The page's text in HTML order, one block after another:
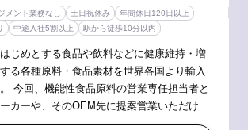
メント業務なし 土日祝休み
年間休日120日以上
中途入社5割以上 駅から徒歩10分以内
じめとする食品や飲料などに健康維持・増
る各種原料・食品素材を世界各国より輸入
今回、機能性食品原料の営業専任担当者と
カーや、そのOEM先に提案営業いただける
担当・